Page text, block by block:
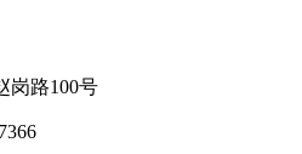
岗路100号